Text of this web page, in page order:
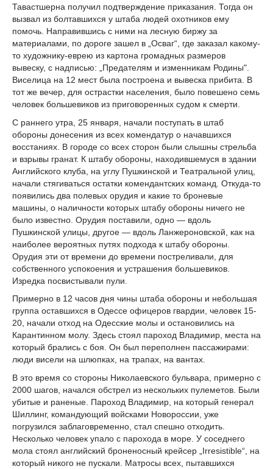
Тавастшерна получил подтверждение приказания. Тогда он
вызвал из болтавшихся у штаба людей охотников ему
помочь. Направившись с ними на лесную биржу за
материалами, по дороге зашел в „Осваг“, где заказал какому-
то художнику-еврею из картона громадных размеров
вывеску, с надписью: „Предателям и изменникам Родины".
Виселица на 12 мест была построена и вывеска прибита. В
тот же вечер, для острастки населения, было повешено семь
человек большевиков из приговоренных судом к смерти.
С раннего утра, 25 января, начали поступать в штаб
обороны донесения из всех комендатур о начавшихся
восстаниях. В городе со всех сторон были слышны стрельба
и взрывы гранат. К штабу обороны, находившемуся в здании
Английского клуба, на углу Пушкинской и Театральной улиц,
начали стягиваться остатки комендантских команд. Откуда-то
появились два полевых орудия и какие то броневые
машины, о наличности которых штабу обороны ничего не
было известно. Орудия поставили, одно — вдоль
Пушкинской улицы, другое — вдоль Ланжероновской, как на
наиболее вероятных путях подхода к штабу обороны.
Орудия эти от времени до времени постреливали, для
собственного успокоения и устрашения большевиков.
Изредка посвистывали пули.
Примерно в 12 часов дня чины штаба обороны и небольшая
группа оставшихся в Одессе офицеров гвардии, человек 15-
20, начали отход на Одесские молы и остановились на
Карантинном молу. Здесь стоял пароход Владимир, места на
который брались с боя. Он был переполнен пассажирами:
люди висели на шлюпках, на трапах, на вантах.
В это время со стороны Николаевского бульвара, примерно с
2000 шагов, начался обстрел из нескольких пулеметов. Были
убитые и раненые. Пароход Владимир, на который генерал
Шиллинг, командующий войсками Новороссии, уже
погрузился заблаговременно, стал спешно отходить.
Несколько человек упало с парохода в море. У соседнего
мола стоял английский броненосный крейсер „Irresistible“, на
который никого не пускали. Матросы всех, пытавшихся